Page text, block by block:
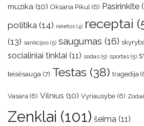
muzika (10) Oksana Pikul (6) Pasirinkite
politika (14) raketos (4) receptai
(13) sankcijos (5) saugumas (16)
socialiniai tinklai (11) sodas (5) sportas (5)
teisėsauga (7) Testas (38) tragedija
Vasara (6) Vilnius (10) Vyriausybė (6)
Zenklai (101) šeima (11)